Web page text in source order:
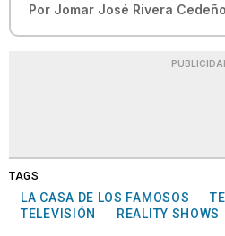
Por Jomar José Rivera Cedeño
TAGS
LA CASA DE LOS FAMOSOS
TELEVISIÓN
REALITY SHOWS